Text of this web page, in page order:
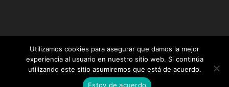
Diseñado por Elegant Themes| Desarrollado por
Utilizamos cookies para asegurar que damos la mejor
experiencia al usuario en nuestro sitio web. Si continúa
utilizando este sitio asumiremos que está de acuerdo.
Estoy de acuerdo